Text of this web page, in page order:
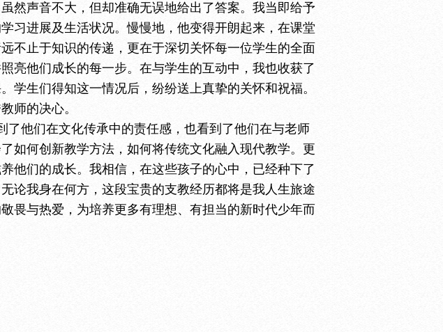
然声音不大，但却准确无误地给出了答案。我当即给予
习进展及生活状况。慢慢地，他变得开朗起来，在课堂
不止于知识的传递，更在于深切关怀每一位学生的全面
亮他们成长的每一步。在与学生的互动中，我也收获了
学生们得知这一情况后，纷纷送上真挚的关怀和祝福。
师的决心。
他们在文化传承中的责任感，也看到了他们在与老师
如何创新教学方法，如何将传统文化融入现代教学。更
他们的成长。我相信，在这些孩子的心中，已经种下了
论我身在何方，这段宝贵的支教经历都将是我人生旅途
畏与热爱，为培养更多有理想、有担当的新时代少年而